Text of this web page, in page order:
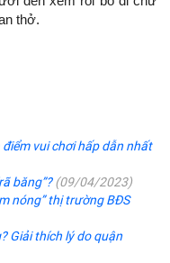
thở.
điểm vui chơi hấp dẫn nhất
băng”?(09/04/2023)
nóng” thị trường BĐS
Giải thích lý do quận